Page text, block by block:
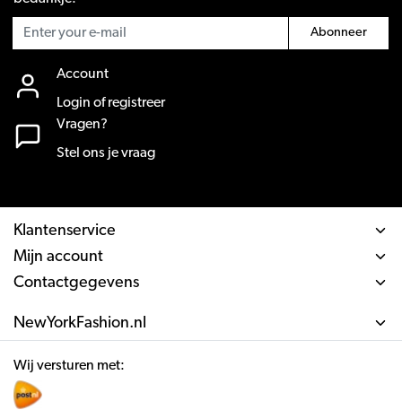
Abonneer
Account
Login of registreer
Vragen?
Stel ons je vraag
Klantenservice
Mijn account
Contactgegevens
NewYorkFashion.nl
Wij versturen met: